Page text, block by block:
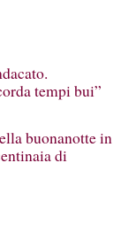
tempi bui”
buonanotte in
di